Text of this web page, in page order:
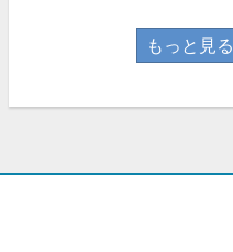
もっと見る